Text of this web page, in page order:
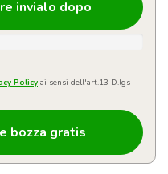
invialo dopo
Policy ai sensi dell'art.13 D.lgs